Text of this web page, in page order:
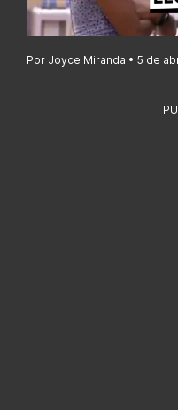
Por Joyce Miranda • 5 de